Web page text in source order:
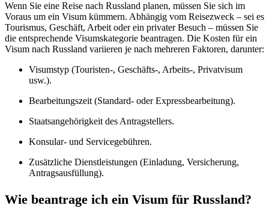
Wenn Sie eine Reise nach Russland planen, müssen Sie sich im
Voraus um ein Visum kümmern. Abhängig vom Reisezweck – sei es
Tourismus, Geschäft, Arbeit oder ein privater Besuch – müssen Sie
die entsprechende Visumskategorie beantragen. Die Kosten für ein
Visum nach Russland variieren je nach mehreren Faktoren, darunter:
Visumstyp (Touristen-, Geschäfts-, Arbeits-, Privatvisum
usw.).
Bearbeitungszeit (Standard- oder Expressbearbeitung).
Staatsangehörigkeit des Antragstellers.
Konsular- und Servicegebühren.
Zusätzliche Dienstleistungen (Einladung, Versicherung,
Antragsausfüllung).
Wie beantrage ich ein Visum für Russland?